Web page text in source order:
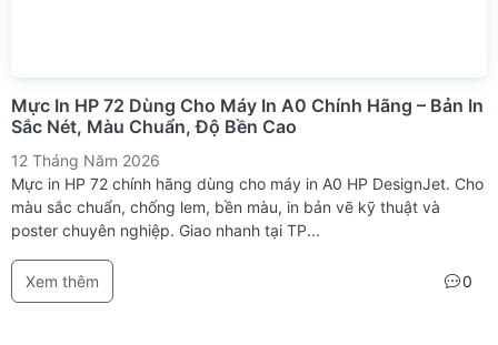
Mực In HP 72 Dùng Cho Máy In A0 Chính Hãng – Bản In
Sắc Nét, Màu Chuẩn, Độ Bền Cao
12 Tháng Năm 2026
Mực in HP 72 chính hãng dùng cho máy in A0 HP DesignJet. Cho
màu sắc chuẩn, chống lem, bền màu, in bản vẽ kỹ thuật và
poster chuyên nghiệp. Giao nhanh tại TP...
Xem thêm 0